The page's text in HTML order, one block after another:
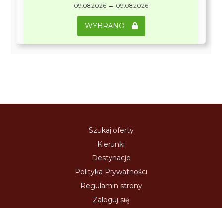
09.08.2026 → 09.08.2026
WYBRANO
Szukaj oferty
Kierunki
Destynacje
Polityka Prywatności
Regulamin strony
Zaloguj się